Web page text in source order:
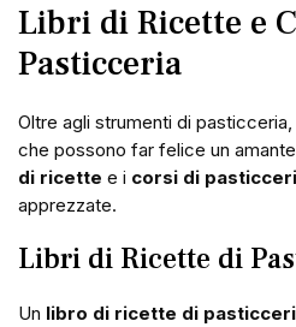
Libri di Ricette e
Pasticceria
Oltre agli strumenti di
che possono far felice un
di ricette e i corsi di
apprezzate.
Libri di Ricette di
Un libro di ricette di